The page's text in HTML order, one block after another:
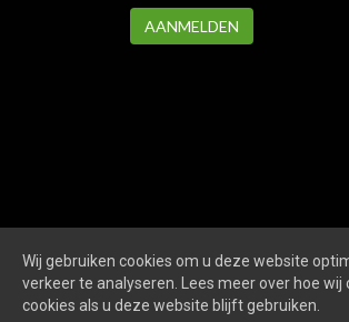
AANMELDEN
Marktennieuwegein.nlis een
Wij gebruiken cookies om u deze website
verkeer te analyseren. Lees meer over hoe
cookies als u deze website blijft gebruiken.